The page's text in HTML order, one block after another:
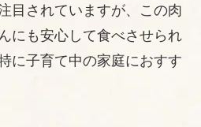
目されていますが、この肉
にも安心して食べさせられ
に子育て中の家庭におすす